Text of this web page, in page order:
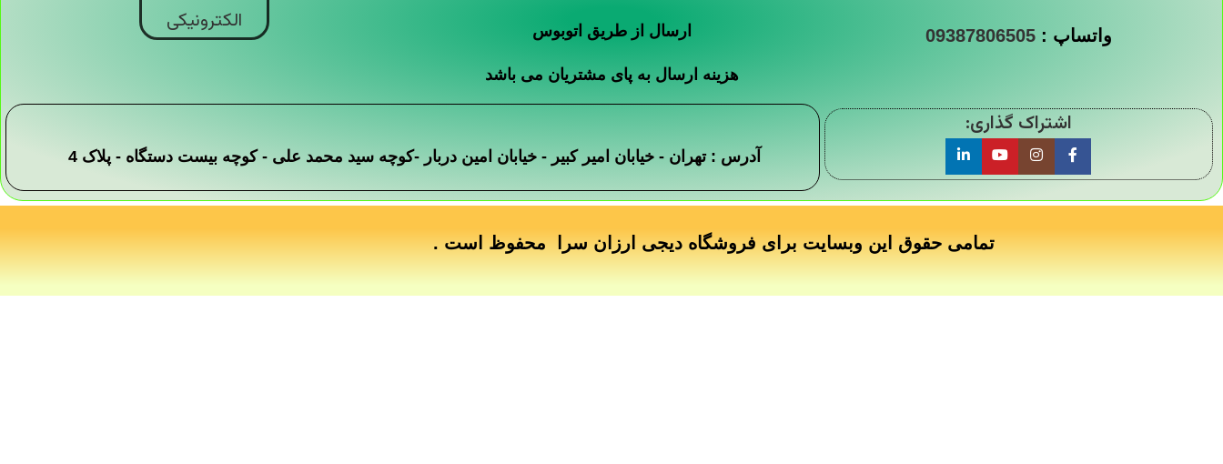
واتساپ :09387806505 ارسال از طریق اتوبوس
هزینه ارسال به پای مشتریان می باشد
اشتراک گذاری:
آدرس : تهران - خیابان امیر کبیر - خیابان امین دربار -کوچه سید محمد علی - کوچه بیست دستگاه - پلاک 4
تمامی حقوق این وبسایت برای فروشگاه دیجی ارزان سرا محفوظ است .